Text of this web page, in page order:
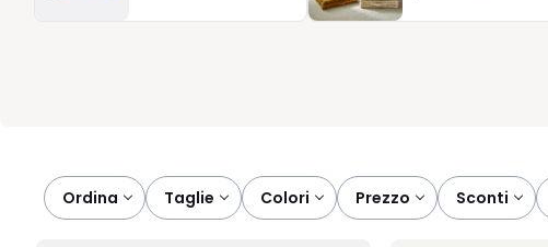
Ordina taglie colori prezzo sconti